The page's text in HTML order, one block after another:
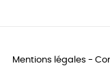
Mentions légales -